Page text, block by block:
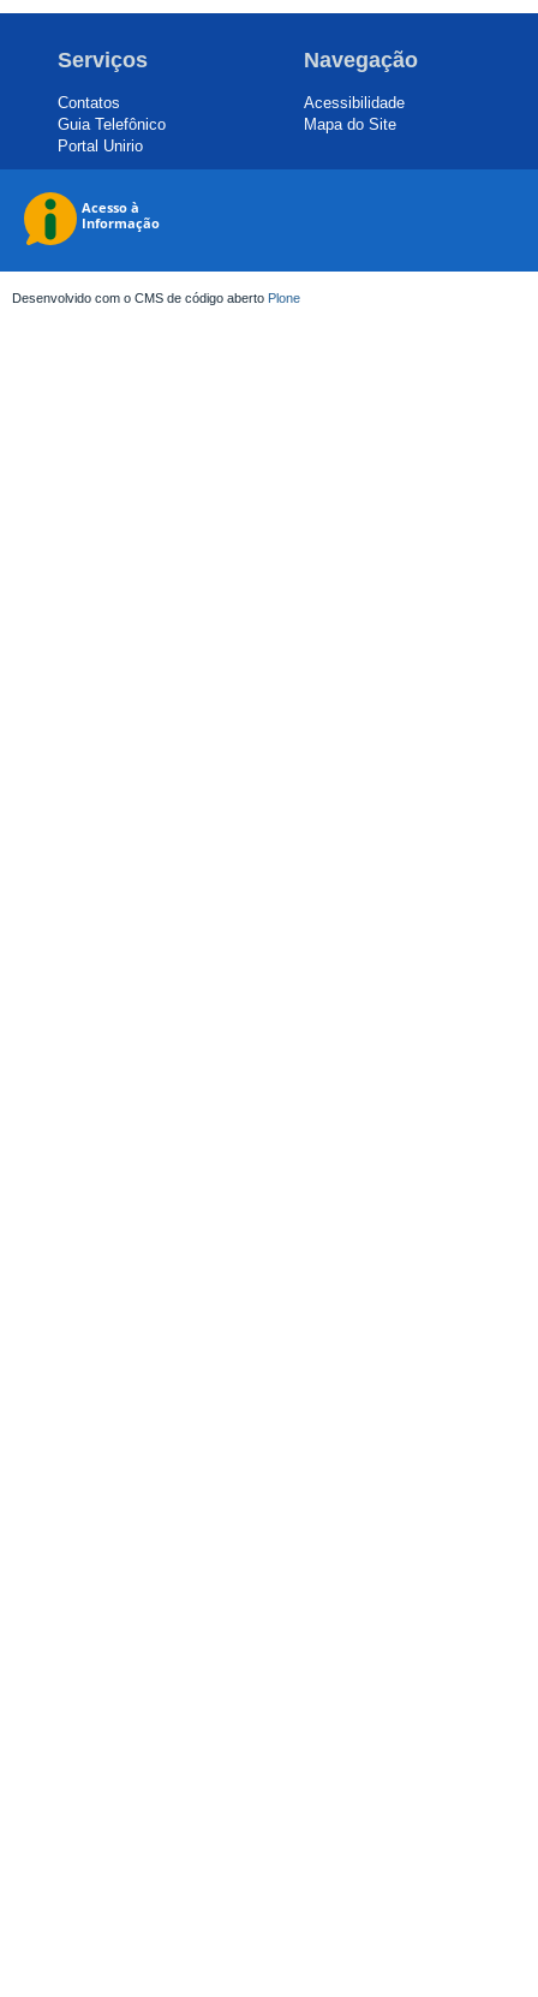
Serviços
Contatos
Guia Telefônico
Portal Unirio
Navegação
Acessibilidade
Mapa do Site
Desenvolvido com o CMS de código aberto Plone